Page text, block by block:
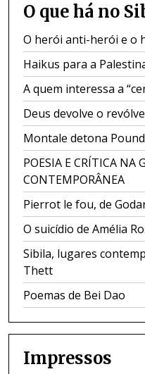
O que há no
O herói anti-herói e o
Haikus para a
A quem interessa a
Deus devolve o
Montale detona Pound
POESIA E CRÍTICA NA
CONTEMPORÂNEA
Pierrot le fou, de
O suicídio de Amélia
Sibila, lugares
Thett
Poemas de Bei Dao
Impressos